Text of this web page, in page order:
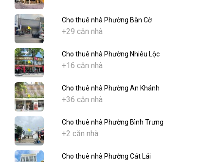
Cho thuê nhà Phường Bàn Cờ
+29 căn nhà
Cho thuê nhà Phường Nhiêu Lộc
+16 căn nhà
Cho thuê nhà Phường An Khánh
+36 căn nhà
Cho thuê nhà Phường Bình Trưng
+2 căn nhà
Cho thuê nhà Phường Cát Lái